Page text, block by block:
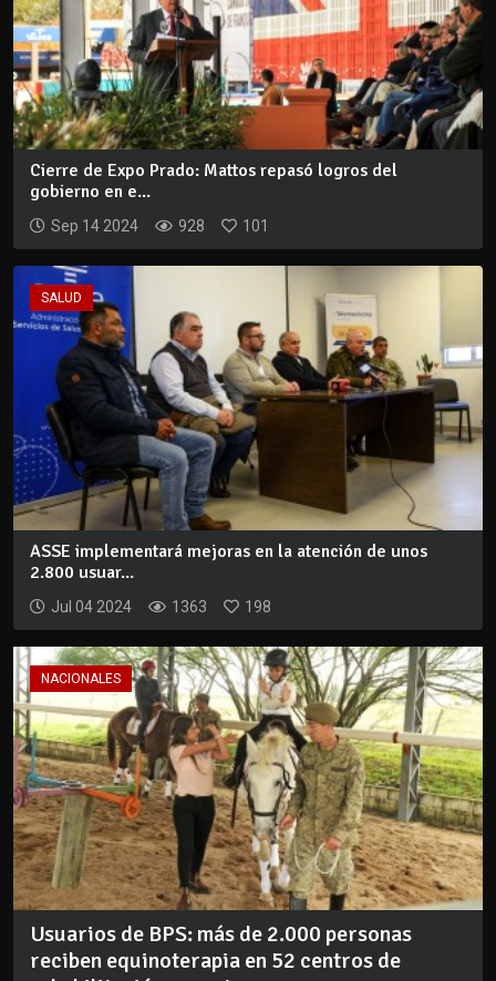
Cierre de Expo Prado: Mattos repasó logros del
gobierno en e...
Sep 14 2024 928 101
SALUD
ASSE implementará mejoras en la atención de unos
2.800 usuar...
Jul 04 2024 1363 198
NACIONALES
Usuarios de BPS: más de 2.000 personas
reciben equinoterapia en 52 centros de